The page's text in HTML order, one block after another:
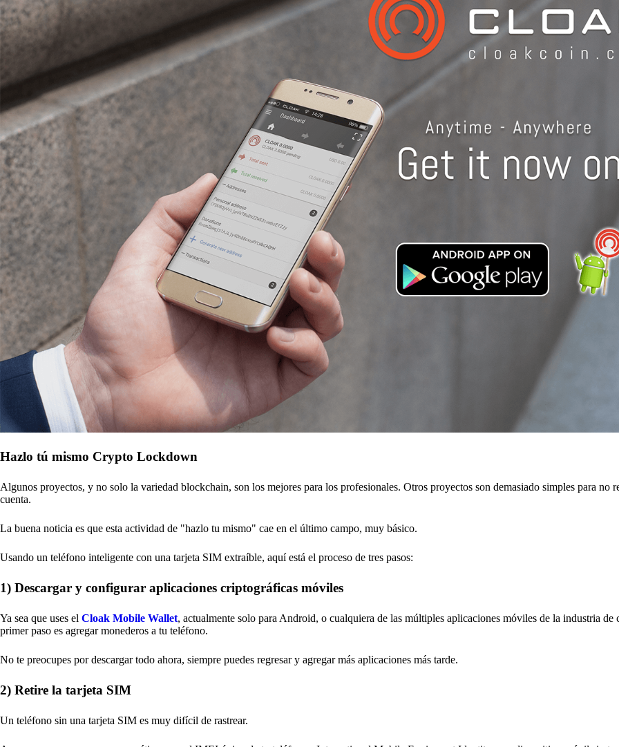
Hazlo tú mismo Crypto Lockdown
Algunos proyectos, y no solo la variedad blockchain, son los mejores para los profesionales. Otros proyectos son demasiado simples para no
cuenta.
La buena noticia es que esta actividad de "hazlo tu mismo" cae en el último campo, muy básico.
Usando un teléfono inteligente con una tarjeta SIM extraíble, aquí está el proceso de tres pasos:
1) Descargar y configurar aplicaciones criptográficas móviles
Ya sea que uses el Cloak Mobile Wallet, actualmente solo para Android, o cualquiera de las múltiples aplicaciones móviles de la industria de
primer paso es agregar monederos a tu teléfono.
No te preocupes por descargar todo ahora, siempre puedes regresar y agregar más aplicaciones más tarde.
2) Retire la tarjeta SIM
Un teléfono sin una tarjeta SIM es muy difícil de rastrear.